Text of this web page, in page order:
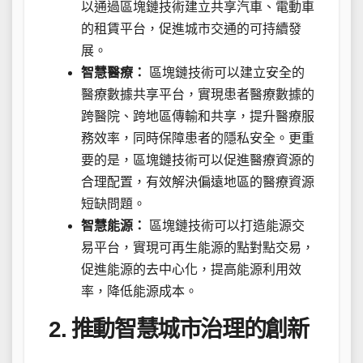
以通過區塊鏈技術建立共享汽車、電動車
的租賃平台，促進城市交通的可持續發
展。
智慧醫療：
區塊鏈技術可以建立安全的
醫療數據共享平台，實現患者醫療數據的
跨醫院、跨地區傳輸和共享，提升醫療服
務效率，同時保障患者的隱私安全。更重
要的是，區塊鏈技術可以促進醫療資源的
合理配置，有效解決偏遠地區的醫療資源
短缺問題。
智慧能源：
區塊鏈技術可以打造能源交
易平台，實現可再生能源的點對點交易，
促進能源的去中心化，提高能源利用效
率，降低能源成本。
2. 推動智慧城市治理的創新